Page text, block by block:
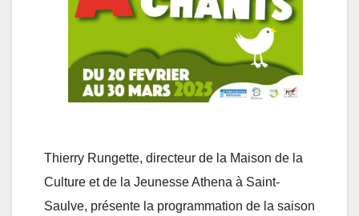
Thierry Rungette, directeur de la Maison de la
Culture et de la Jeunesse Athena à Saint-
Saulve, présente la programmation de la saison